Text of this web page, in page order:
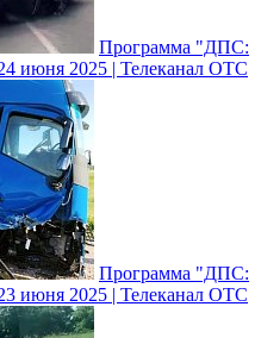
Программа "ДПС:
июня 2025 | Телеканал ОТС
Программа "ДПС:
июня 2025 | Телеканал ОТС